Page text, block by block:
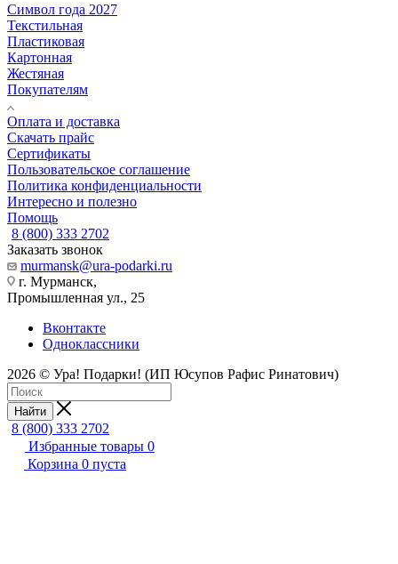
Символ года 2027
Текстильная
Пластиковая
Картонная
Жестяная
Покупателям
Оплата и доставка
Скачать прайс
Сертификаты
Пользовательское соглашение
Политика конфиденциальности
Интересно и полезно
Помощь
8 (800) 333 2702
Заказать звонок
murmansk@ura-podarki.ru
г. Мурманск,
Промышленная ул., 25
Вконтакте
Одноклассники
2026 © Ура! Подарки! (ИП Юсупов Рафис Ринатович)
Найти
8 (800) 333 2702
Избранные товары 0
Корзина 0 пуста